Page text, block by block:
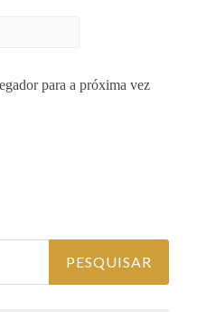
para a próxima vez